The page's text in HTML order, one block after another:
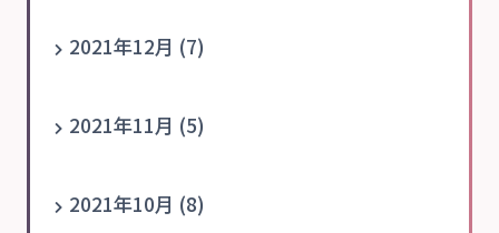
2021年12月 (7)
2021年11月 (5)
2021年10月 (8)